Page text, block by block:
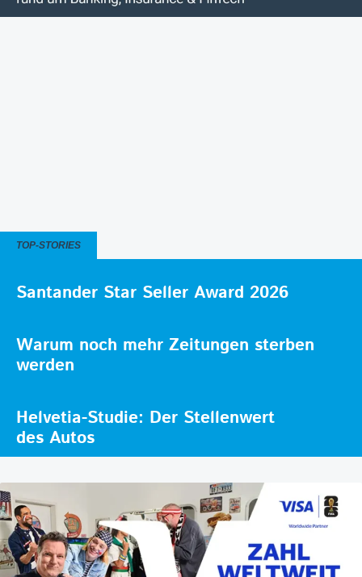
TOP-STORIES
Santander Star Seller Award 2026
Warum noch mehr Zeitungen sterben
werden
Helvetia-Studie: Der Stellenwert
des Autos